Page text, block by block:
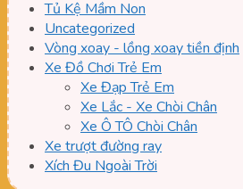
Tủ Kệ Mầm Non
Uncategorized
Vòng xoay - lồng xoay tiền định
Xe Đồ Chơi Trẻ Em
Xe Đạp Trẻ Em
Xe Lắc - Xe Chòi Chân
Xe Ô TÔ Chòi Chân
Xe trượt đường ray
Xích Đu Ngoài Trời